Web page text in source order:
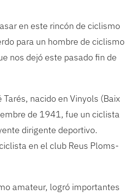
en este rincón de ciclismo
para un hombre de ciclismo
nos dejó este pasado fin de
Tarés, nacido en Vinyols (Baix
de 1941, fue un ciclista
dirigente deportivo.
en el club Reus Ploms-
amateur, logró importantes